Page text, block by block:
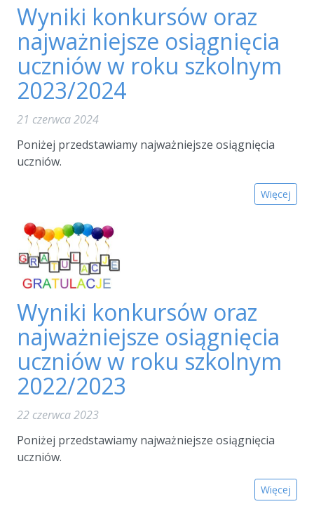
Wyniki konkursów oraz
najważniejsze osiągnięcia
uczniów w roku szkolnym
2023/2024
21 czerwca 2024
Poniżej przedstawiamy najważniejsze osiągnięcia
uczniów.
Więcej
Wyniki konkursów oraz
najważniejsze osiągnięcia
uczniów w roku szkolnym
2022/2023
22 czerwca 2023
Poniżej przedstawiamy najważniejsze osiągnięcia
uczniów.
Więcej